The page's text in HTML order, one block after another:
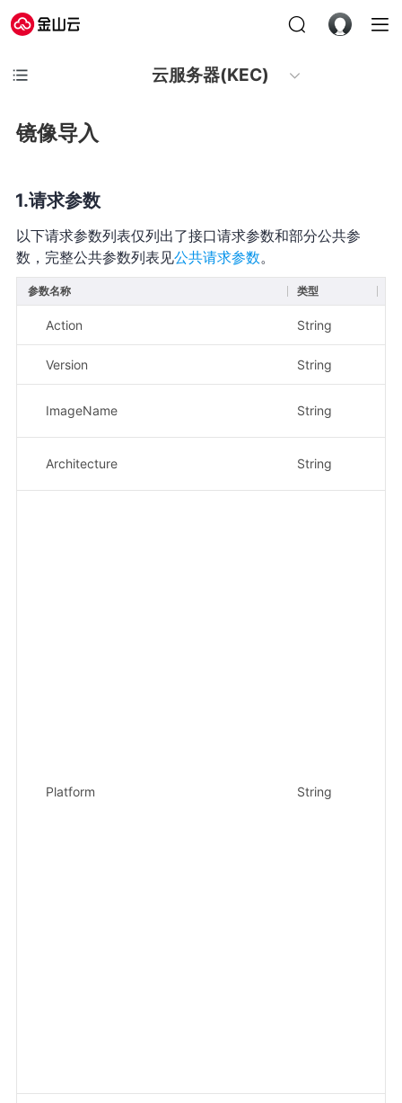
云服务器(KEC)
镜像导入
请求参数
以下请求参数列表仅列出了接口请求参数和部分公共参
数，完整公共参数列表见公共请求参数。
参数名称 类型
Action String
Version String
ImageName String
Architecture String
Platform String